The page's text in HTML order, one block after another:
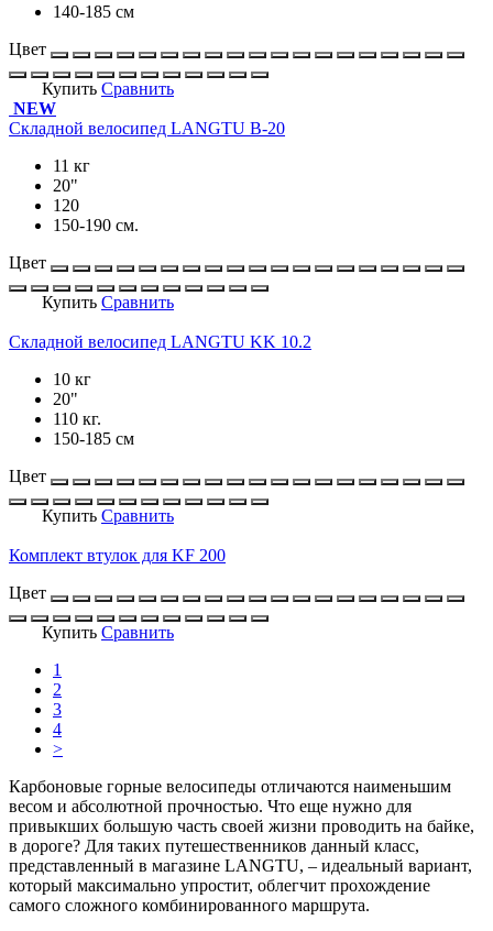
140-185 см
Цвет
Купить Сравнить
NEW
Складной велосипед LANGTU B-20
11 кг
20"
120
150-190 см.
Цвет
Купить Сравнить
Складной велосипед LANGTU KK 10.2
10 кг
20"
110 кг.
150-185 см
Цвет
Купить Сравнить
Комплект втулок для KF 200
Цвет
Купить Сравнить
1
2
3
4
>
Карбоновые горные велосипеды отличаются наименьшим
весом и абсолютной прочностью. Что еще нужно для
привыкших большую часть своей жизни проводить на байке,
в дороге? Для таких путешественников данный класс,
представленный в магазине LANGTU, – идеальный вариант,
который максимально упростит, облегчит прохождение
самого сложного комбинированного маршрута.